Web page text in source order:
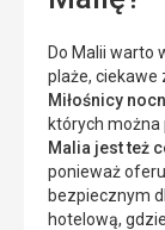
Do Malii warto
plaże, ciekawe
Miłośnicy
których można
Malia jest też
ponieważ
bezpiecznym
hotelową,